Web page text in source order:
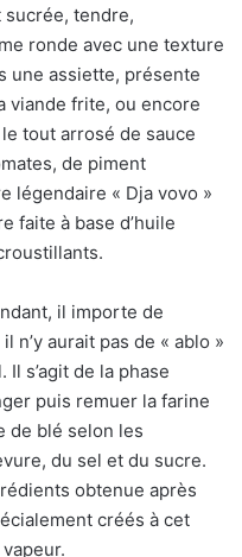
tendre,
ronde avec une texture
une assiette, présente
viande frite, ou encore
tout arrosé de sauce
de piment
légendaire « Dja vovo »
faite à base d’huile
il importe de
n’y aurait pas de « ablo »
s’agit de la phase
puis remuer la farine
de blé selon les
du sel et du sucre.
obtenue après
créés à cet